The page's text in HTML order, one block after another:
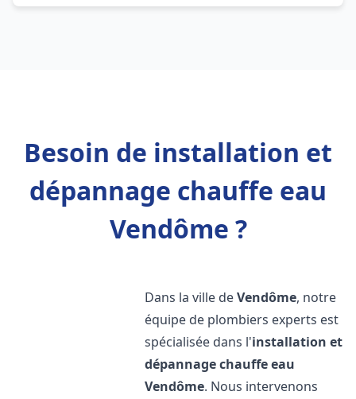
Besoin de installation et
dépannage chauffe eau
Vendôme ?
Dans la ville deVendôme, notre
équipe de plombiers experts est
spécialisée dans l'installation et
dépannage chauffe eau
Vendôme. Nous intervenons